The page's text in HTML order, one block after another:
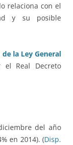
relaciona con el
y su posible
la Ley General
el Real Decreto
del año
en 2014). (Disp.